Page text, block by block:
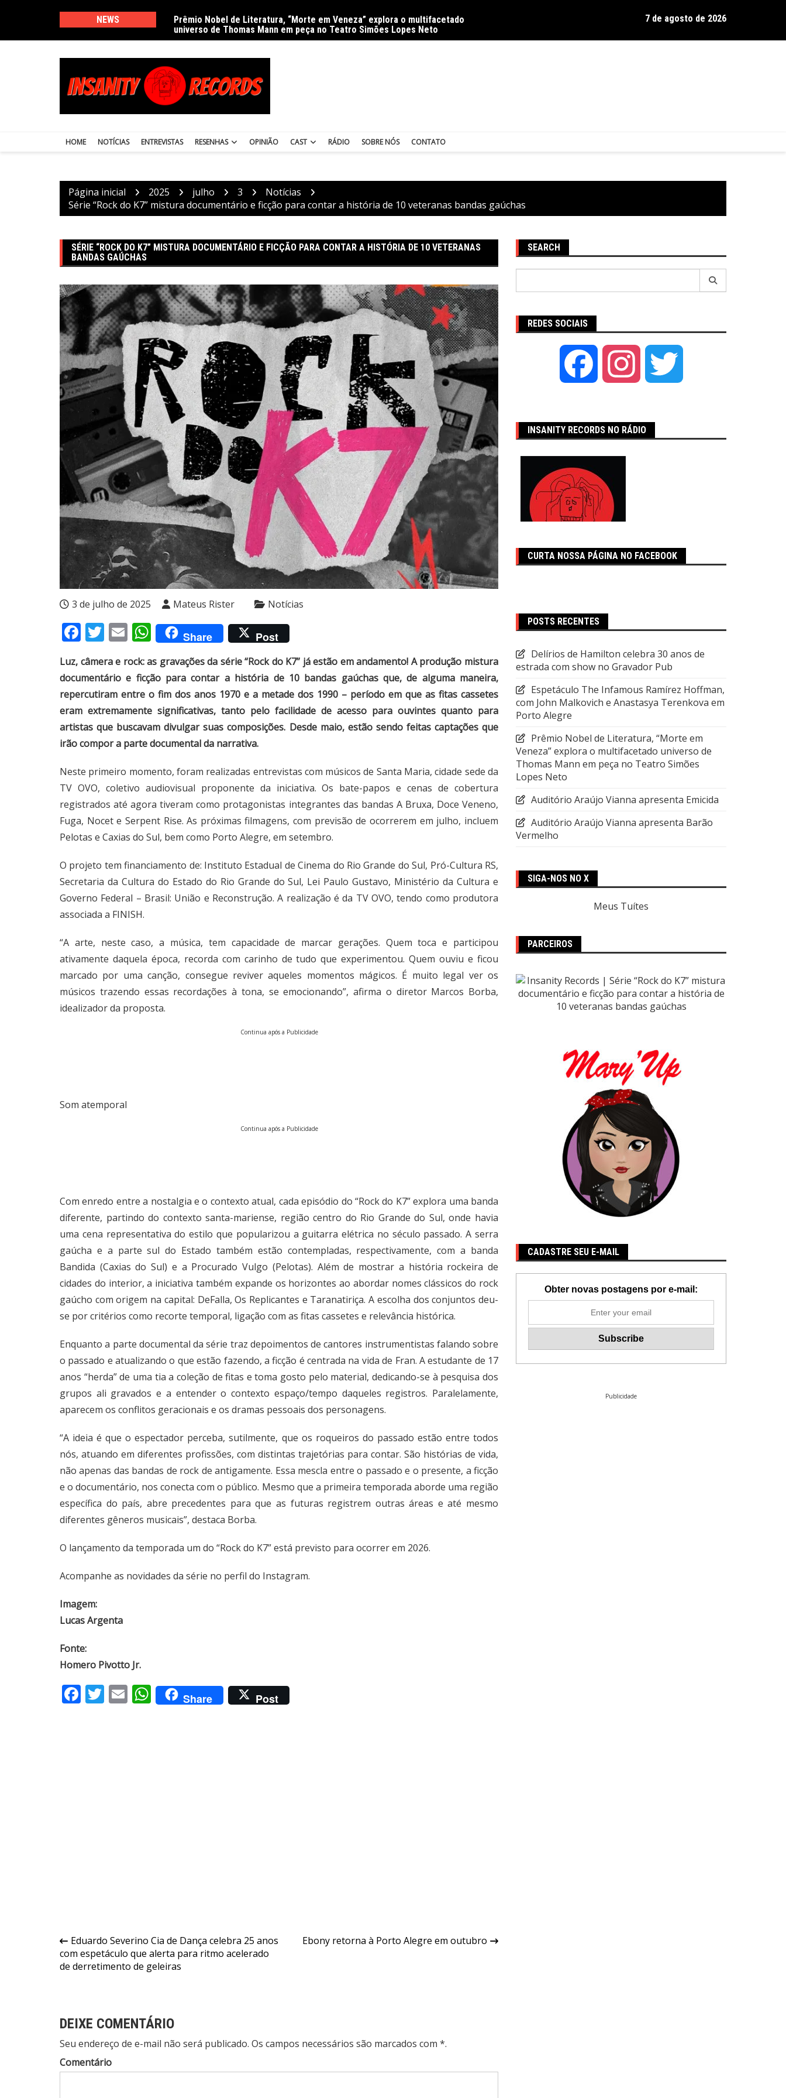
conteúdo
NEWS
Prêmio Nobel de Literatura, “Morte em Veneza” explora o multifacetado
universo de Thomas Mann em peça no Teatro Simões Lopes Neto
Delírios de Hamilton celebra 30 anos de estrada com show no Gravador
7 de agosto de 2026
HOME NOTÍCIAS ENTREVISTAS RESENHAS OPINIÃO CAST RÁDIO SOBRE NÓS CONTATO
Página inicial 2025 julho 3
Notícias
Série “Rock do K7” mistura documentário e ficção para contar a história de 10 veteranas bandas gaúchas
SÉRIE “ROCK DO K7” MISTURA DOCUMENTÁRIO E FICÇÃO PARA CONTAR A HISTÓRIA DE 10 VETERANAS
BANDAS GAÚCHAS
3 de julho de 2025 Mateus Rister Notícias
Facebook
Twitter
EmailWhatsApp
Share Post
Luz, câmera e rock: as gravações da série “Rock do K7” já estão em andamento! A produção mistura
documentário e ficção para contar a história de 10 bandas gaúchas que, de alguma maneira,
repercutiram entre o fim dos anos 1970 e a metade dos 1990 – período em que as fitas cassetes
eram extremamente significativas, tanto pelo facilidade de acesso para ouvintes quanto para
artistas que buscavam divulgar suas composições. Desde maio, estão sendo feitas captações que
irão compor a parte documental da narrativa.
Neste primeiro momento, foram realizadas entrevistas com músicos de Santa Maria, cidade sede da
TV OVO, coletivo audiovisual proponente da iniciativa. Os bate-papos e cenas de cobertura
registrados até agora tiveram como protagonistas integrantes das bandas A Bruxa, Doce Veneno,
Fuga, Nocet e Serpent Rise. As próximas filmagens, com previsão de ocorrerem em julho, incluem
Pelotas e Caxias do Sul, bem como Porto Alegre, em setembro.
O projeto tem financiamento de: Instituto Estadual de Cinema do Rio Grande do Sul, Pró-Cultura RS,
Secretaria da Cultura do Estado do Rio Grande do Sul, Lei Paulo Gustavo, Ministério da Cultura e
Governo Federal – Brasil: União e Reconstrução. A realização é da TV OVO, tendo como produtora
associada a FINISH.
“A arte, neste caso, a música, tem capacidade de marcar gerações. Quem toca e participou
ativamente daquela época, recorda com carinho de tudo que experimentou. Quem ouviu e ficou
marcado por uma canção, consegue reviver aqueles momentos mágicos. É muito legal ver os
músicos trazendo essas recordações à tona, se emocionando”, afirma o diretor Marcos Borba,
idealizador da proposta.
Continua após a Publicidade
Som atemporal
Continua após a Publicidade
Com enredo entre a nostalgia e o contexto atual, cada episódio do “Rock do K7” explora uma banda
diferente, partindo do contexto santa-mariense, região centro do Rio Grande do Sul, onde havia
uma cena representativa do estilo que popularizou a guitarra elétrica no século passado. A serra
gaúcha e a parte sul do Estado também estão contempladas, respectivamente, com a banda
Bandida (Caxias do Sul) e a Procurado Vulgo (Pelotas). Além de mostrar a história rockeira de
cidades do interior, a iniciativa também expande os horizontes ao abordar nomes clássicos do rock
gaúcho com origem na capital: DeFalla, Os Replicantes e Taranatiriça. A escolha dos conjuntos deu-
se por critérios como recorte temporal, ligação com as fitas cassetes e relevância histórica.
Enquanto a parte documental da série traz depoimentos de cantores instrumentistas falando sobre
o passado e atualizando o que estão fazendo, a ficção é centrada na vida de Fran. A estudante de 17
anos “herda” de uma tia a coleção de fitas e toma gosto pelo material, dedicando-se à pesquisa dos
grupos ali gravados e a entender o contexto espaço/tempo daqueles registros. Paralelamente,
aparecem os conflitos geracionais e os dramas pessoais dos personagens.
“A ideia é que o espectador perceba, sutilmente, que os roqueiros do passado estão entre todos
nós, atuando em diferentes profissões, com distintas trajetórias para contar. São histórias de vida,
não apenas das bandas de rock de antigamente. Essa mescla entre o passado e o presente, a ficção
e o documentário, nos conecta com o público. Mesmo que a primeira temporada aborde uma região
específica do país, abre precedentes para que as futuras registrem outras áreas e até mesmo
diferentes gêneros musicais”, destaca Borba.
O lançamento da temporada um do “Rock do K7” está previsto para ocorrer em 2026.
Acompanhe as novidades da série no perfil do Instagram.
Imagem:
Lucas Argenta
Fonte:
Homero Pivotto Jr.
Facebook
Twitter
EmailWhatsApp
Share Post
Navegação
de
Eduardo Severino Cia de Dança celebra 25 anos
com espetáculo que alerta para ritmo acelerado
de derretimento de geleiras
Ebony retorna à Porto Alegre em outubro
DEIXE COMENTÁRIO
Seu endereço de e-mail não será publicado. Os campos necessários são marcados com *.
Comentário
SEARCH
REDES SOCIAIS
Facebook Instagram
INSANITY RECORDS NO RÁDIO
CURTA NOSSA PÁGINA NO FACEBOOK
POSTS RECENTES
Delírios de Hamilton celebra 30 anos de
estrada com show no Gravador Pub
Espetáculo The Infamous Ramírez Hoffman,
com John Malkovich e Anastasya Terenkova em
Porto Alegre
Prêmio Nobel de Literatura, “Morte em
Veneza” explora o multifacetado universo de
Thomas Mann em peça no Teatro Simões
Lopes Neto
Auditório Araújo Vianna apresenta Emicida
Auditório Araújo Vianna apresenta Barão
Vermelho
SIGA-NOS NO X
Meus Tuítes
PARCEIROS
CADASTRE SEU E-MAIL
Obter novas postagens por e-mail:
Publicidade